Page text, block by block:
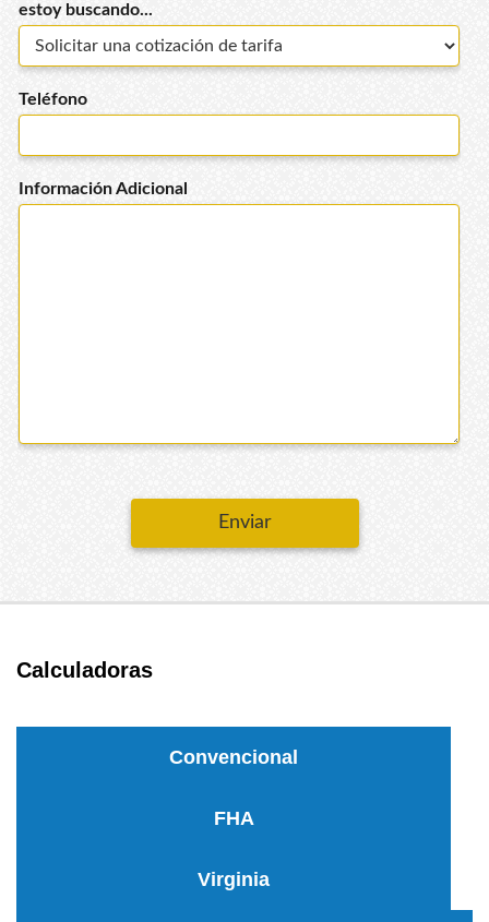
estoy buscando...
Teléfono
Información Adicional
Enviar
Calculadoras
Convencional
FHA
Virginia